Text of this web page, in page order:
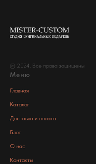
© 2024. Все права защищены
Меню
Главная
Каталог
Доставка и оплата
Блог
О нас
Контакты